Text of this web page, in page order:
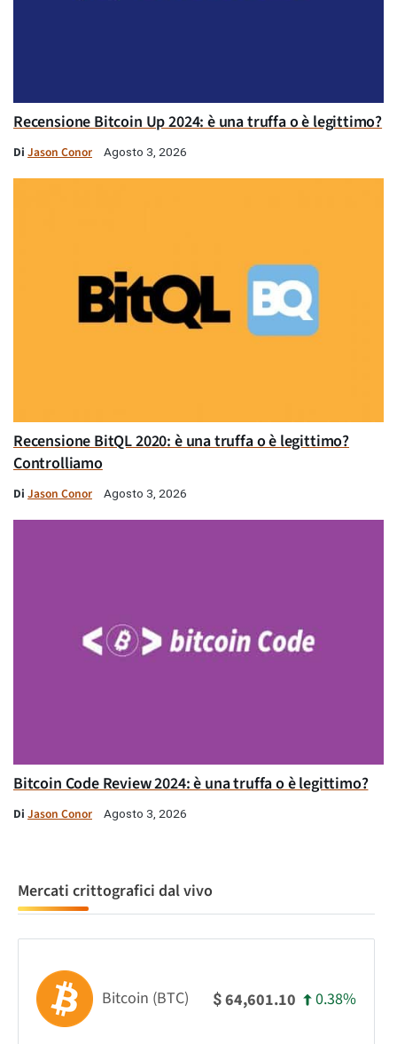
Recensione Bitcoin Up 2024: è una truffa o è legittimo?
Di Jason Conor Agosto 3, 2026
Recensione BitQL 2020: è una truffa o è legittimo?
Controlliamo
Di Jason Conor Agosto 3, 2026
Bitcoin Code Review 2024: è una truffa o è legittimo?
Di Jason Conor Agosto 3, 2026
Mercati crittografici dal vivo
Bitcoin (BTC) $64,601.10 0.38%